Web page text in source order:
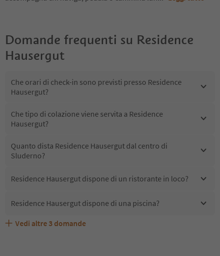
Domande frequenti su Residence
Hausergut
Che orari di check-in sono previsti presso Residence
Hausergut?
Che tipo di colazione viene servita a Residence
Hausergut?
Quanto dista Residence Hausergut dal centro di
Sluderno?
Residence Hausergut dispone di un ristorante in loco?
Residence Hausergut dispone di una piscina?
Residence Hausergut accetta animali domestici?
Quali servizi/attività sono disponibili presso Residence
Gli ospiti di Residence Hausergut ricevono l'Alto Adige
Vedi altre 3 domande